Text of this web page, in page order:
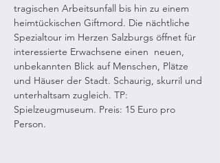
tragischen Arbeitsunfall bis hin zu einem
heimtückischen Giftmord. Die nächtliche
Spezialtour im Herzen Salzburgs öffnet für
interessierte Erwachsene einen  neuen,
unbekannten Blick auf Menschen, Plätze
und Häuser der Stadt. Schaurig, skurril und
unterhaltsam zugleich. TP:
Spielzeugmuseum. Preis: 15 Euro pro
Person.